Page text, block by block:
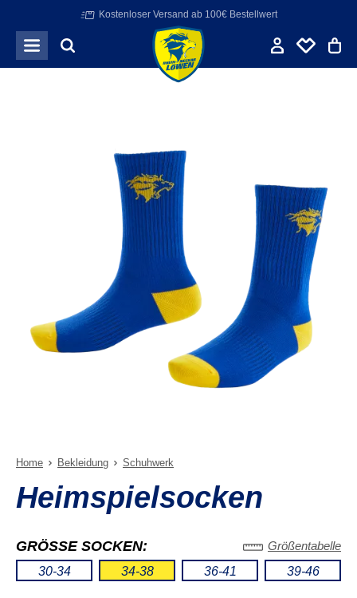
Zum Hauptinhalt springenKostenloser Versand ab 100€ Bestellwert
Home Bekleidung Schuhwerk
Heimspielsocken
GRÖSSE SOCKEN:
Größentabelle
30-34
34-38 36-41 39-46